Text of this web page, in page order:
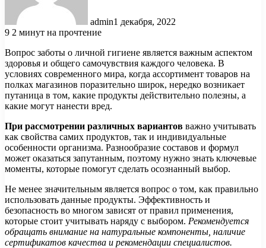
admin1 декабря, 2022
9 2 минут на прочтение
Вопрос заботы о личной гигиене является важным аспектом
здоровья и общего самочувствия каждого человека. В
условиях современного мира, когда ассортимент товаров на
полках магазинов поразительно широк, нередко возникает
путаница в том, какие продукты действительно полезны, а
какие могут нанести вред.
При рассмотрении различных вариантов важно учитывать
как свойства самих продуктов, так и индивидуальные
особенности организма. Разнообразие составов и формул
может оказаться запутанным, поэтому нужно знать ключевые
моменты, которые помогут сделать осознанный выбор.
Не менее значительным является вопрос о том, как правильно
использовать данные продукты. Эффективность и
безопасность во многом зависят от правил применения,
которые стоит учитывать наряду с выбором. Рекомендуется
обращать внимание на натуральные компоненты, наличие
сертификатов качества и рекомендации специалистов.